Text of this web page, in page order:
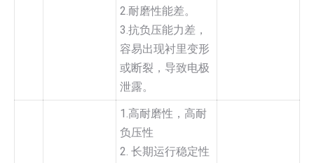
2.耐磨性能差。
3.抗负压能力差，
容易出现衬里变形
或断裂，导致电极
泄露。
1.高耐磨性，高耐
负压性
2. 长期运行稳定性